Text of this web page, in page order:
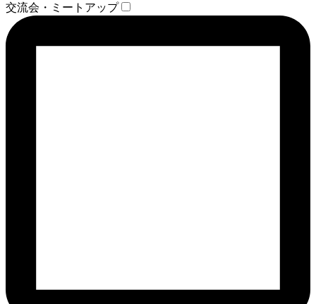
交流会・ミートアップ